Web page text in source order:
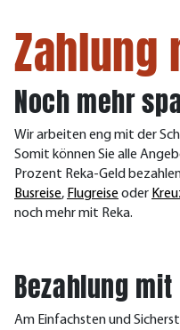
Zahlung
Noch mehr
Wir arbeiten eng mit der
Somit können Sie alle
Prozent Reka-Geld
Busreise, Flugreiseoder
noch mehr mit Reka.
Bezahlung mit
Am Einfachsten und